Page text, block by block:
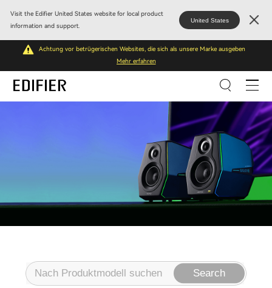
Visit the Edifier United States website for local product
information and support.
United States
Achtung vor betrügerischen Websites, die sich als unsere Marke ausgeben
Mehr erfahren
Search